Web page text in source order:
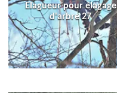
Elagueur pour élagage
d'arbre 27